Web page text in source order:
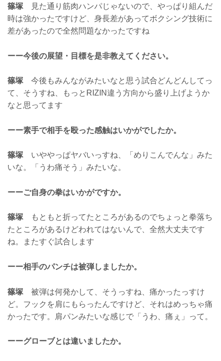
篠塚 見た通り筋肉ハンパじゃないので、やっぱり組んだ
時は強かったですけど、身長差があってボクシング技術に
差があったので全然問題なかったですね
ーー今後の展望・目標を是非教えてください。
篠塚 今後もみんながみたいなと思う試合どんどんしてっ
て、そうすね、もっとRIZIN違う方向から盛り上げようか
なと思ってます
ーー素手で相手を殴った感触はいかがでしたか。
篠塚 いややっぱヤバいっすね、「めりこんでんな」みた
いな。「うわ痛そう」みたいな。
ーーご自身の拳はいかがですか。
篠塚 もともと折ってたところがあるのでちょっと拳落ち
たところがあるけどわれてはないんで、全然大丈夫です
ね。またすぐ試合します
ーー相手のパンチは被弾しましたか。
篠塚 被弾は何発かして、そうっすね、痛かったっすけ
ど。フックを肩にもらったんですけど、それはめっちゃ痛
かったです。肩パンみたいな感じで「うわ、痛ぇ」って。
ーーグローブとは違いましたか。